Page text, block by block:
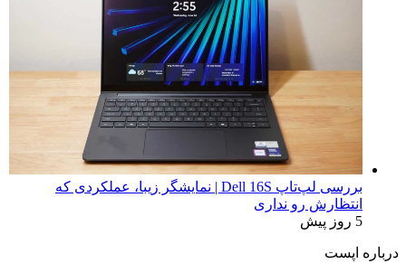
بررسی لپ‌تاپ Dell 16S | نمایشگر زیبا، عملکردی که
انتظارش رو نداری
5 روز پیش
درباره اپست